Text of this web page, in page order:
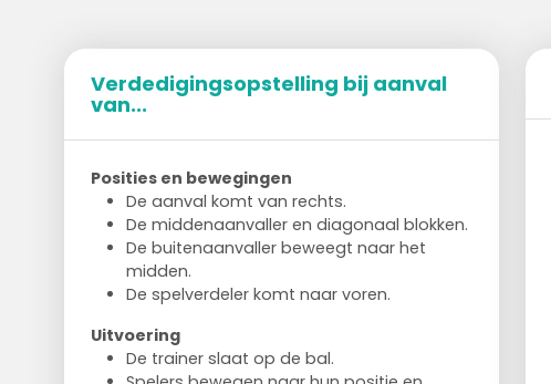
Verdedigingsopstelling bij aanval
van...
Posities en bewegingen
De aanval komt van rechts.
De middenaanvaller en diagonaal blokken.
De buitenaanvaller beweegt naar het
midden.
De spelverdeler komt naar voren.
Uitvoering
De trainer slaat op de bal.